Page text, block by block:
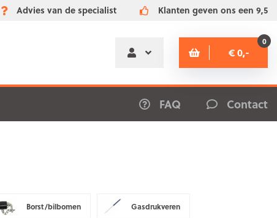
Advies van de specialist Klanten geven ons een 9,5
€ 0,-
0
FAQ Contact
Borst/bilbomen Gasdrukveren